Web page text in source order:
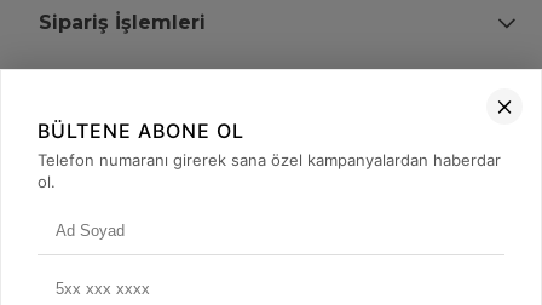
Sipariş İşlemleri
+90 (850) 473 08 08
BÜLTENE ABONE OL
Telefon numaranı girerek sana özel kampanyalardan haberdar
ol.